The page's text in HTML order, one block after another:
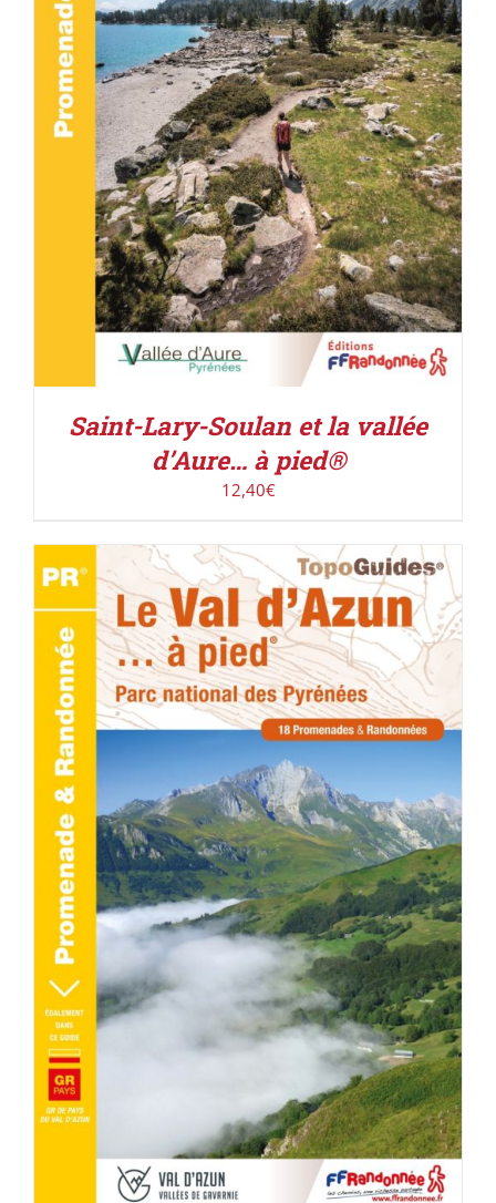
ACHETER LE PRODUIT / DÉTAILS
Saint-Lary-Soulan et la vallée
d’Aure… à pied®
12,40€
ACHETER LE PRODUIT DÉTAILS